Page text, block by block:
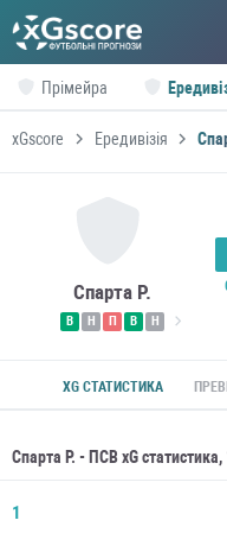
Прімейра
xGscore Ередивізія
Спарта Р.
В Н П В Н
XG СТАТИСТИКА
Спарта Р. - ПСВ xG
1